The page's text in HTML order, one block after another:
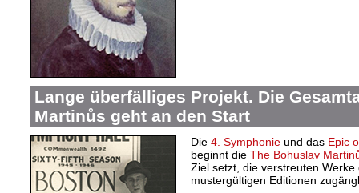
Lange überfälliges Projekt. Die
Martinůs geht an den Start
Die 4. Symphonieund das Epic
beginnt die The Bohuslav
Ziel setzt, die verstreuten
mustergültigen Editionen